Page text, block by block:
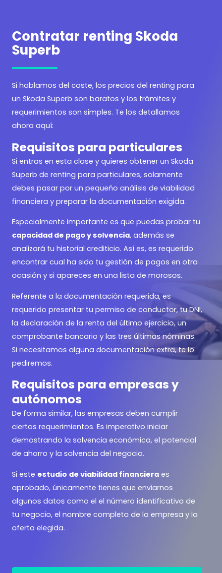
Contratar renting Skoda
Superb
Si hablamos del coste, los precios del renting para
un Skoda Superb son baratos y los trámites y
requerimientos son simples. Te los detallamos
ahora aquí:
Requisitos para particulares
Si entras en esta clase y quieres obtener un Skoda
Superb de renting para particulares, solamente
debes pasar por un pequeño análisis de viabilidad
financiera y preparar la documentación exigida.
Especialmente importante es que puedas probar tu
capacidad de pago y solvencia, además se
analizará tu historial crediticio. Así es, es requerido
encontrar cual ha sido tu gestión de pagos en otra
ocasión y si apareces en una lista de morosos.
Referente a la documentación requerida, es
requerido presentar tu permiso de conductor, tu DNI,
la declaración de la renta del último ejercicio, un
comprobante bancario y las tres últimas nóminas.
Si necesitamos alguna documentación extra, te lo
pediremos.
Requisitos para empresas y
autónomos
De forma similar, las empresas deben cumplir
ciertos requerimientos. Es imperativo iniciar
demostrando la solvencia económica, el potencial
de ahorro y la solvencia del negocio.
Si este estudio de viabilidad financiera es
aprobado, únicamente tienes que enviarnos
algunos datos como el el número identificativo de
tu negocio, el nombre completo de la empresa y la
oferta elegida.